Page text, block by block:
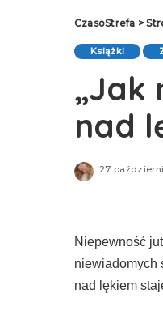
CzasoStrefa >
Książki
„Jak
nad
27
Niepewność
niewiadomych
nad lękiem